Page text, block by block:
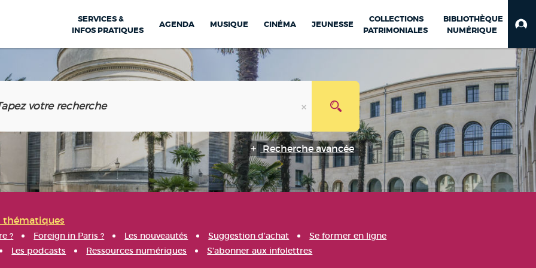
SERVICES &
INFOS PRATIQUES
AGENDA MUSIQUE CINÉMA JEUNESSE
COLLECTIONS
PATRIMONIALES
BIBLIOTHÈQUE
NUMÉRIQUE
Recherche avancée
thématiques
? Foreign in Paris ? Les nouveautés Suggestion d'achat
Se former en ligne
Les podcasts Ressources numériques S'abonner aux infolettres